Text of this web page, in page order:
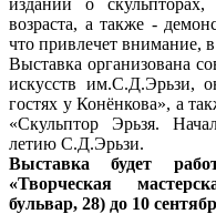
возраста, а также -
что привлечет внимание,
Выставка организована
искусств им.С.Д.Эрьзи,
гостях у Конёнкова», а
«Скульптор Эрьзя.
летию С.Д.Эрьзи.
Выставка будет
«Творческая
бульвар, 28) до 10